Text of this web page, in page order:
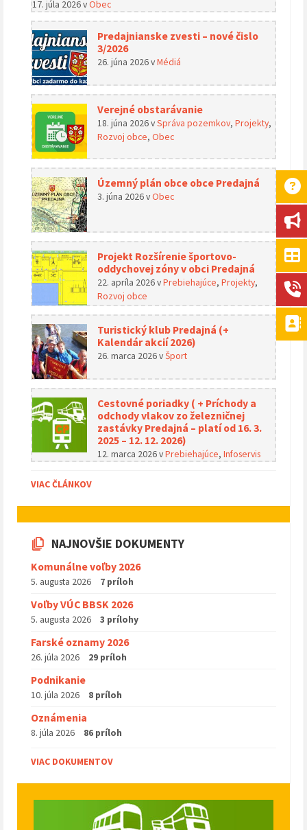
17. júla 2026vObec
Predajnianske zvesti – nové čislo
3/2026
26. júna 2026vMédiá
Verejné obstarávanie
18. júna 2026vSpráva pozemkov, Projekty,
Rozvoj obce, Obec
Územný plán obce obce Predajná
3. júna 2026vObec
Projekt Rozšírenie športovo-
oddychovej zóny v obci Predajná
22. apríla 2026vPrebiehajúce, Projekty,
Rozvoj obce
Turistický klub Predajná (+
Kalendár akcií 2026)
26. marca 2026vŠport
Cestovné poriadky ( + Príchody a
odchody vlakov zo železničnej
zastávky Predajná – platí od 16. 3.
2025 – 12. 12. 2026)
12. marca 2026vPrebiehajúce, Infoservis
VIAC ČLÁNKOV
NAJNOVŠIE DOKUMENTY
Komunálne voľby 2026
5. augusta 2026 7 príloh
Voľby VÚC BBSK 2026
5. augusta 2026 3 prílohy
Farské oznamy 2026
26. júla 2026 29 príloh
Podnikanie
10. júla 2026 8 príloh
Oznámenia
8. júla 2026 86 príloh
VIAC DOKUMENTOV